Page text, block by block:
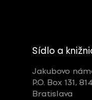
Sídlo a
Jakubovo
P.O. Box 131,
Bratislava